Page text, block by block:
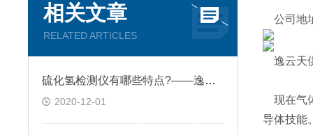
相关文章
RELATED ARTICLES
硫化氢检测仪有哪些特点?——逸云天分享
2020-12-01
公司地
逸云天
现在气
导体技能